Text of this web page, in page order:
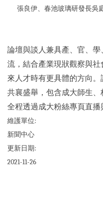
張良伊、春池玻璃研發長吳
論壇與談人兼具產、官、
流，結合產業現狀觀察與
來人才時有更具體的方向
共襄盛舉，包含成大師生
全程透過成大粉絲專頁直播
維護單位:
新聞中心
更新日期:
2021-11-26